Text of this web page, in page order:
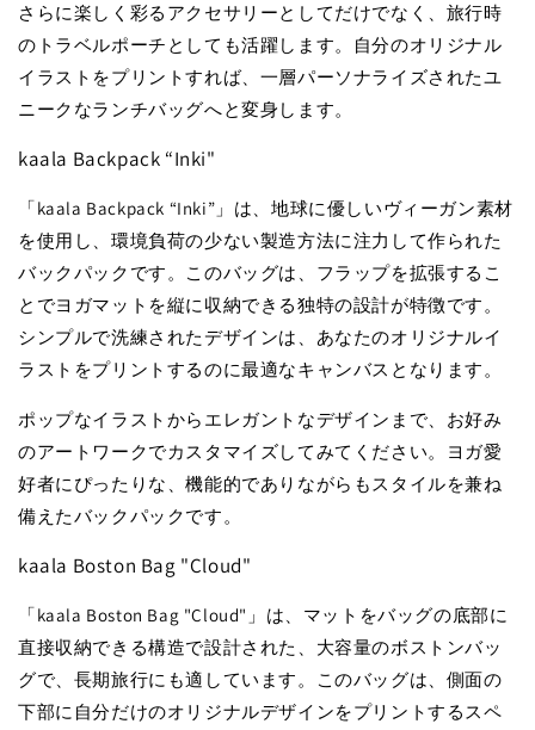
さらに楽しく彩るアクセサリーとしてだけでなく、旅行時
のトラベルポーチとしても活躍します。自分のオリジナル
イラストをプリントすれば、一層パーソナライズされたユ
ニークなランチバッグへと変身します。
kaala Backpack “Inki"
「kaala Backpack “Inki”」は、地球に優しいヴィーガン素材
を使用し、環境負荷の少ない製造方法に注力して作られた
バックパックです。このバッグは、フラップを拡張するこ
とでヨガマットを縦に収納できる独特の設計が特徴です。
シンプルで洗練されたデザインは、あなたのオリジナルイ
ラストをプリントするのに最適なキャンバスとなります。
ポップなイラストからエレガントなデザインまで、お好み
のアートワークでカスタマイズしてみてください。ヨガ愛
好者にぴったりな、機能的でありながらもスタイルを兼ね
備えたバックパックです。
kaala Boston Bag "Cloud"
「kaala Boston Bag "Cloud"」は、マットをバッグの底部に
直接収納できる構造で設計された、大容量のボストンバッ
グで、長期旅行にも適しています。このバッグは、側面の
下部に自分だけのオリジナルデザインをプリントするスペ